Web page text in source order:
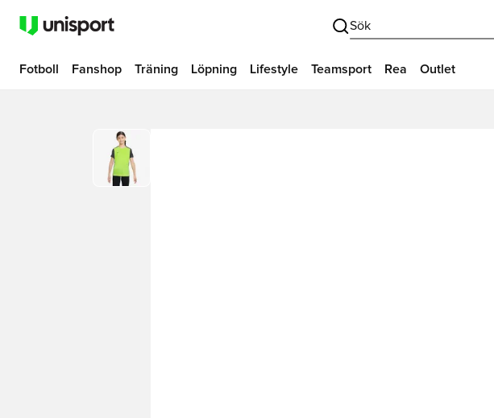
Sök
Fotboll Fanshop Träning Löpning Lifestyle Teamsport Rea Outlet